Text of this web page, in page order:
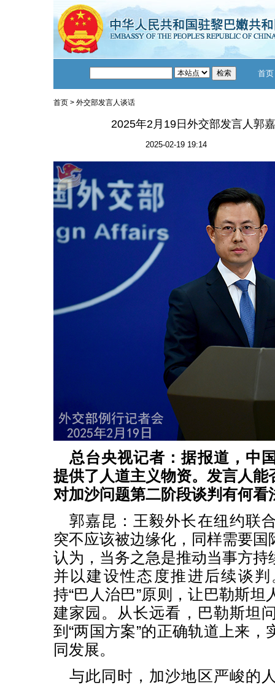
首页
首页> 外交部发言人谈话
2025年2月19日外交部发言人郭
2025-02-19 19:14
总台央视记者：据报道，中
提供了人道主义物资。发言人能
对加沙问题第二阶段谈判有何看
郭嘉昆：王毅外长在纽约联
突不应该被边缘化，同样需要国
认为，当务之急是推动当事方持
并以建设性态度推进后续谈
持“巴人治巴”原则，让巴勒斯
建家园。从长远看，巴勒斯坦
到“两国方案”的正确轨道上来
同发展。
与此同时，加沙地区严峻的